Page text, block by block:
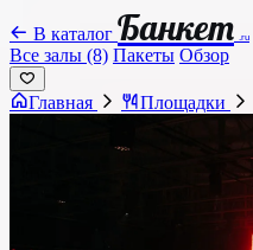
В каталог Банкет .ru
Все залы (8) Пакеты Обзор
Главная Площадки